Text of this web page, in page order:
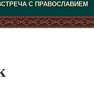
С ПРАВОСЛАВИЕМ